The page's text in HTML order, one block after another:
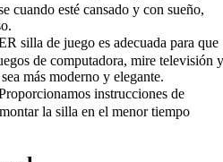
cuando esté cansado y con sueño,
silla de juego es adecuada para que
de computadora, mire televisión y
más moderno y elegante.
instrucciones de
la silla en el menor tiempo